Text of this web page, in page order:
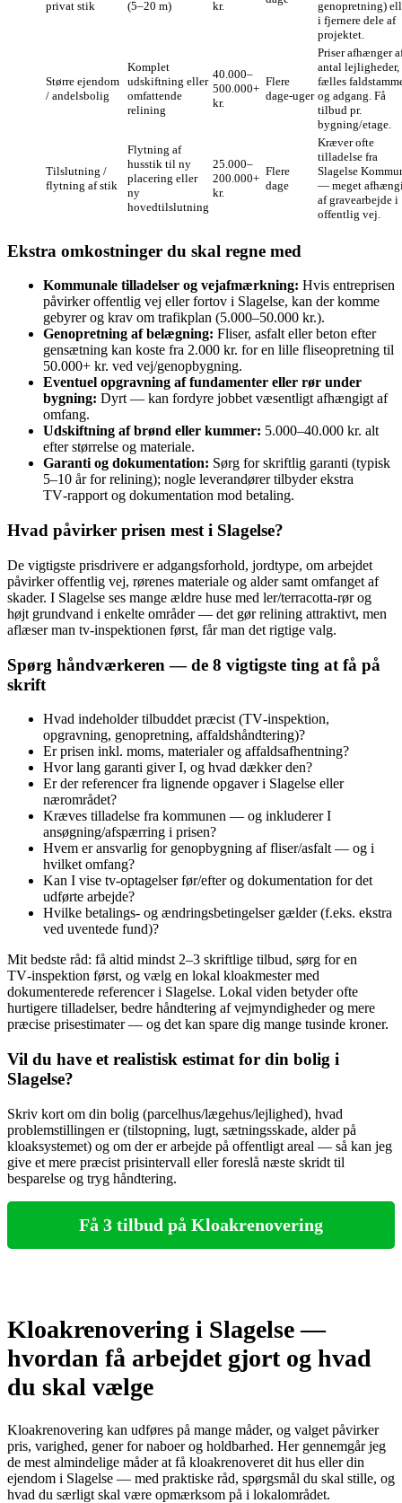
privat stik (5–20 m) kr.
genopretning)
i fjernere dele af
projektet.
Større ejendom
/ andelsbolig
Komplet
udskiftning eller
omfattende
relining
40.000–
500.000+
kr.
Flere
dage‑uger
Priser afhænger
antal lejligheder,
fælles
og adgang. Få
tilbud pr.
bygning/etage.
Tilslutning /
flytning af stik
Flytning af
husstik til ny
placering eller
ny
hovedtilslutning
25.000–
200.000+
kr.
Flere
dage
Kræver ofte
tilladelse fra
Slagelse
— meget
af gravearbejde i
offentlig vej.
Ekstra omkostninger du skal regne med
Kommunale tilladelser og vejafmærkning: Hvis entreprisen
påvirker offentlig vej eller fortov i Slagelse, kan der komme
gebyrer og krav om trafikplan (5.000–50.000 kr.).
Genopretning af belægning: Fliser, asfalt eller beton efter
gensætning kan koste fra 2.000 kr. for en lille fliseopretning til
50.000+ kr. ved vej/genopbygning.
Eventuel opgravning af fundamenter eller rør under
bygning: Dyrt — kan fordyre jobbet væsentligt afhængigt af
omfang.
Udskiftning af brønd eller kummer: 5.000–40.000 kr. alt
efter størrelse og materiale.
Garanti og dokumentation: Sørg for skriftlig garanti (typisk
5–10 år for relining); nogle leverandører tilbyder ekstra
TV‑rapport og dokumentation mod betaling.
Hvad påvirker prisen mest i Slagelse?
De vigtigste prisdrivere er adgangsforhold, jordtype, om arbejdet
påvirker offentlig vej, rørenes materiale og alder samt omfanget af
skader. I Slagelse ses mange ældre huse med ler/terracotta-rør og
højt grundvand i enkelte områder — det gør relining attraktivt, men
aflæser man tv-inspektionen først, får man det rigtige valg.
Spørg håndværkeren — de 8 vigtigste ting at få på
skrift
Hvad indeholder tilbuddet præcist (TV‑inspektion,
opgravning, genopretning, affaldshåndtering)?
Er prisen inkl. moms, materialer og affaldsafhentning?
Hvor lang garanti giver I, og hvad dækker den?
Er der referencer fra lignende opgaver i Slagelse eller
nærområdet?
Kræves tilladelse fra kommunen — og inkluderer I
ansøgning/afspærring i prisen?
Hvem er ansvarlig for genopbygning af fliser/asfalt — og i
hvilket omfang?
Kan I vise tv‑optagelser før/efter og dokumentation for det
udførte arbejde?
Hvilke betalings- og ændringsbetingelser gælder (f.eks. ekstra
ved uventede fund)?
Mit bedste råd: få altid mindst 2–3 skriftlige tilbud, sørg for en
TV‑inspektion først, og vælg en lokal kloakmester med
dokumenterede referencer i Slagelse. Lokal viden betyder ofte
hurtigere tilladelser, bedre håndtering af vejmyndigheder og mere
præcise prisestimater — og det kan spare dig mange tusinde kroner.
Vil du have et realistisk estimat for din bolig i
Slagelse?
Skriv kort om din bolig (parcelhus/lægehus/lejlighed), hvad
problemstillingen er (tilstopning, lugt, sætningsskade, alder på
kloaksystemet) og om der er arbejde på offentligt areal — så kan jeg
give et mere præcist prisintervall eller foreslå næste skridt til
besparelse og tryg håndtering.
Få 3 tilbud på Kloakrenovering
Kloakrenovering i Slagelse —
hvordan få arbejdet gjort og hvad
du skal vælge
Kloakrenovering kan udføres på mange måder, og valget påvirker
pris, varighed, gener for naboer og holdbarhed. Her gennemgår jeg
de mest almindelige måder at få kloakrenoveret dit hus eller din
ejendom i Slagelse — med praktiske råd, spørgsmål du skal stille, og
hvad du særligt skal være opmærksom på i lokalområdet.